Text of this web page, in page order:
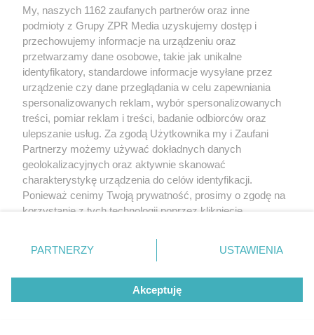
My, naszych 1162 zaufanych partnerów oraz inne
podmioty z Grupy ZPR Media uzyskujemy dostęp i
przechowujemy informacje na urządzeniu oraz
przetwarzamy dane osobowe, takie jak unikalne
identyfikatory, standardowe informacje wysyłane przez
urządzenie czy dane przeglądania w celu zapewniania
spersonalizowanych reklam, wybór spersonalizowanych
treści, pomiar reklam i treści, badanie odbiorców oraz
ulepszanie usług. Za zgodą Użytkownika my i Zaufani
Partnerzy możemy używać dokładnych danych
geolokalizacyjnych oraz aktywnie skanować
charakterystykę urządzenia do celów identyfikacji.
Ponieważ cenimy Twoją prywatność, prosimy o zgodę na
korzystanie z tych technologii poprzez kliknięcie
zmienić/wycofać klikając przycisk ustawień prywatności
znajdujący się w lewym dolnym rogu strony
rodzaje przetwarzania danych nie wymagają zgody
użytkownika, ale masz prawo sprzeciwić się takiemu
przetwarzaniu. Preferencje będą miały zastosowanie tylko
PARTNERZY USTAWIENIA
Akceptuję